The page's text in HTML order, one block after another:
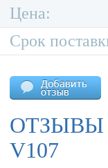
Цена:
Срок
ОТЗЫВЫ
V107